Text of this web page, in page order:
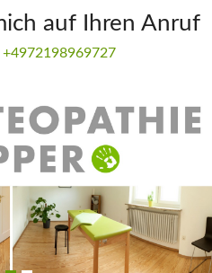
auf Ihren Anruf
+4972198969727